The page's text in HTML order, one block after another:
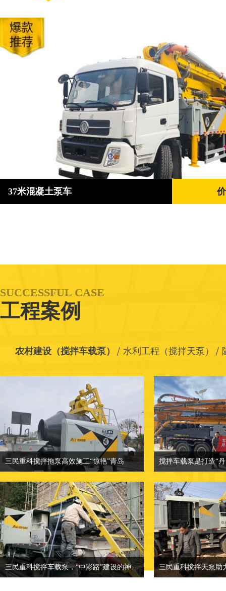
37米混凝土泵车
SUCCESSFUL CASE
工程案例
农村建设（搅拌车载泵） 水利工程（搅拌天泵）
三民重科搅拌拖泵高效施工“惊艳”青岛
三民重科搅拌拖泵高效施工“惊艳”青岛
相关介绍：小型混凝土泵车-混凝土输送
泵厂家
价格面议：小型混凝土泵车价格
地点：客户产品案例分类
相关介绍：小型混
价格面议：也可来
地点：客户产品案
三民重科搅拌车载泵，“中彩路”建设的神秘武器 三民重科搅拌天泵助